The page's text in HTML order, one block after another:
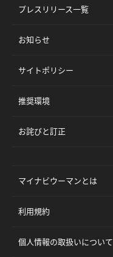
プレスリリース一覧
お知らせ
サイトポリシー
推奨環境
お詫びと訂正
マイナビウーマンとは
利用規約
個人情報の取扱いについて